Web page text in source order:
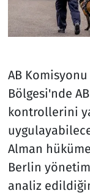
AB
Bölgesi'nde
kontrollerini
Alman
Berlin
analiz